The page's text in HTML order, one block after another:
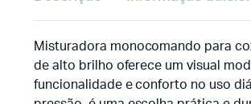
Misturadora monocomando para
de alto brilho oferece um visual
funcionalidade e conforto no uso